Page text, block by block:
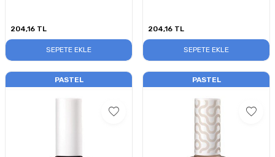
204,16 TL
SEPETE EKLE
204,16 TL
SEPETE EKLE
PASTEL PASTEL